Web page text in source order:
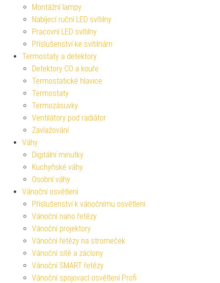
Montážní lampy
Nabíjecí ruční LED svítilny
Pracovní LED svítilny
Příslušenství ke svítilnám
Termostaty a detektory
Detektory CO a kouře
Termostatické hlavice
Termostaty
Termozásuvky
Ventilátory pod radiátor
Zavlažování
Váhy
Digitální minutky
Kuchyňské váhy
Osobní váhy
Vánoční osvětlení
Příslušenství k vánočnímu osvětlení
Vánoční nano řetězy
Vánoční projektory
Vánoční řetězy na stromeček
Vánoční sítě a záclony
Vánoční SMART řetězy
Vánoční spojovací osvětlení Profi